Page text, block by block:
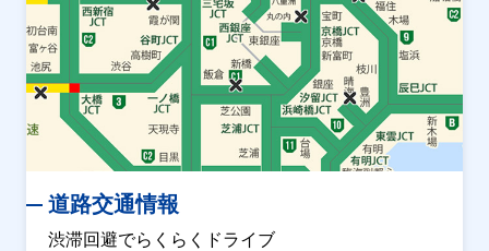
道路交通情報
渋滞回避でらくらくドライブ